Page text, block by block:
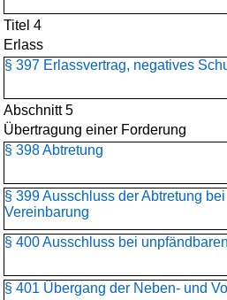
Titel 4
Erlass
§ 397 Erlassvertrag, negatives
Abschnitt 5
Übertragung einer Forderung
§ 398 Abtretung
§ 399 Ausschluss der Abtretung
Vereinbarung
§ 400 Ausschluss bei
§ 401 Übergang der Neben- und